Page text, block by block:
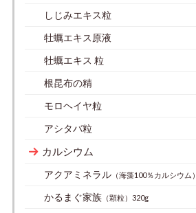
しじみエキス粒
牡蠣エキス原液
牡蠣エキス 粒
根昆布の精
モロヘイヤ粒
アシタバ粒
カルシウム
アクアミネラル （海藻100％カルシウム）
かるまぐ家族 （顆粒）320g